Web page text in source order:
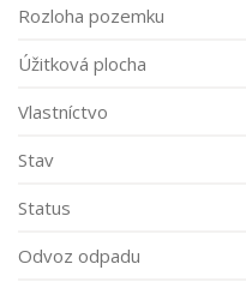
Rozloha pozemku
Úžitková plocha
Vlastníctvo
Stav
Status
Odvoz odpadu